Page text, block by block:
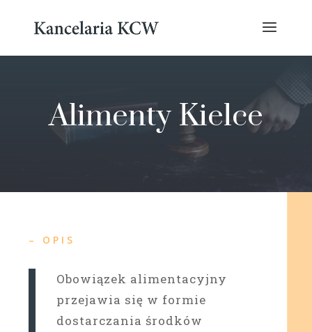
Alimenty Kielce
– OPIS
Obowiązek alimentacyjny
przejawia się w formie
dostarczania środków